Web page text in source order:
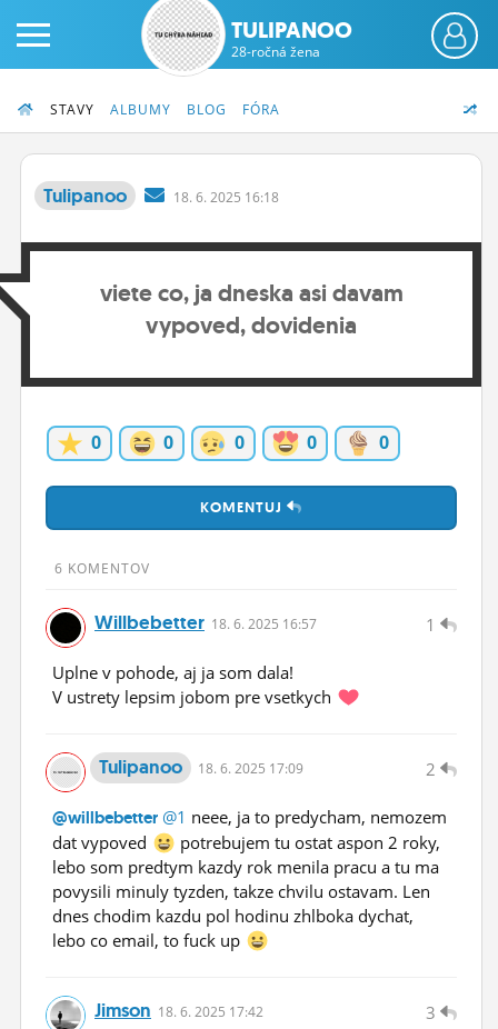
ČINŽIAK
FÓRUM
STATUSY
BLOGY
ĽUDIA
MÔJ PROFIL
NASTAVENIA
ROLETA
TULIPANOO
28-ročná žena
STAVY ALBUMY BLOG FÓRA
Tulipanoo 18. 6. 2025 16:18
viete co, ja dneska asi davam
vypoved, dovidenia
0 0 0 0 0
KOMENTUJ
6 KOMENTOV
1
Willbebetter 18. 6. 2025 16:57
Uplne v pohode, aj ja som dala!
V ustrety lepsim jobom pre vsetkych
2
Tulipanoo 18. 6. 2025 17:09
@willbebetter @1 neee, ja to predycham, nemozem
dat vypoved
potrebujem tu ostat aspon 2 roky,
lebo som predtym kazdy rok menila pracu a tu ma
povysili minuly tyzden, takze chvilu ostavam. Len
dnes chodim kazdu pol hodinu zhlboka dychat,
lebo co email, to fuck up
3
Jimson 18. 6. 2025 17:42